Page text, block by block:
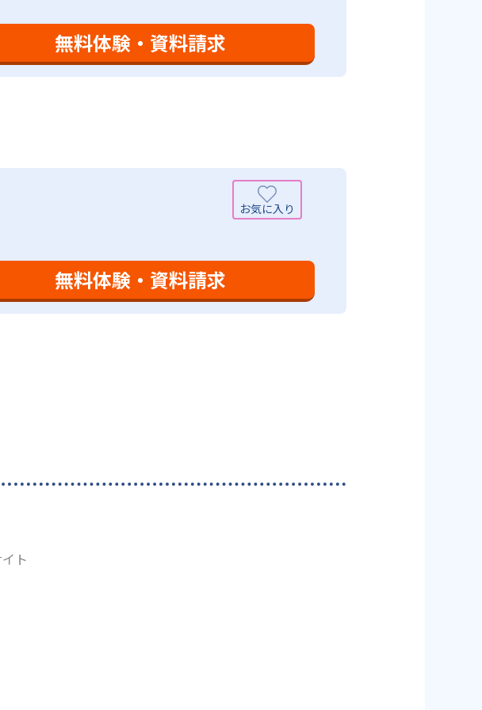
習も可能だ。
いる。この時間設定は、子どもが集中して学習でき
この限界を超えて勉強しても学習の効果は上がらな
ない学習と確実な学力向上を進めている。また講師
ミュニケーションにも対応している。
合いの中で学びを深めることにより、知・情・意のバ
物足りなく感じる可能性がある点だろう。相性が気
無料体験・資料請求
無料体験・資料請求
ト